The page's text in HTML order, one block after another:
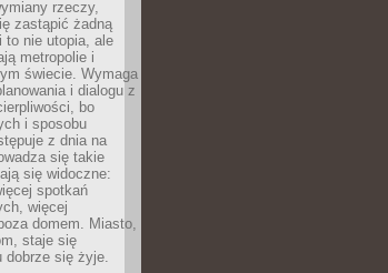
rzeczy,
zastąpić żadną
to nie utopia, ale
metropolie i
świecie. Wymaga
i dialogu z
bo
i sposobu
z dnia na
się takie
się widoczne:
spotkań
więcej
domem. Miasto,
staje się
dobrze się żyje.